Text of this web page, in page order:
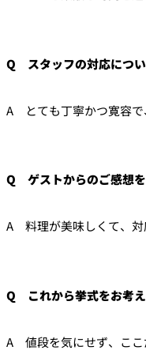
Q スタッフの対応につ
A とても丁寧かつ寛容で
Q ゲストからのご感想
A 料理が美味しくて、対
Q これから挙式をお考
A 値段を気にせず、ここ